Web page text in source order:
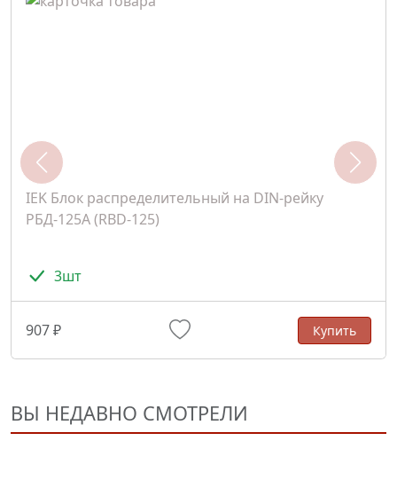
IEK Блок распределительный на DIN-рейку
РБД-125А (RBD-125)
3шт
907 ₽ Купить
ВЫ НЕДАВНО СМОТРЕЛИ